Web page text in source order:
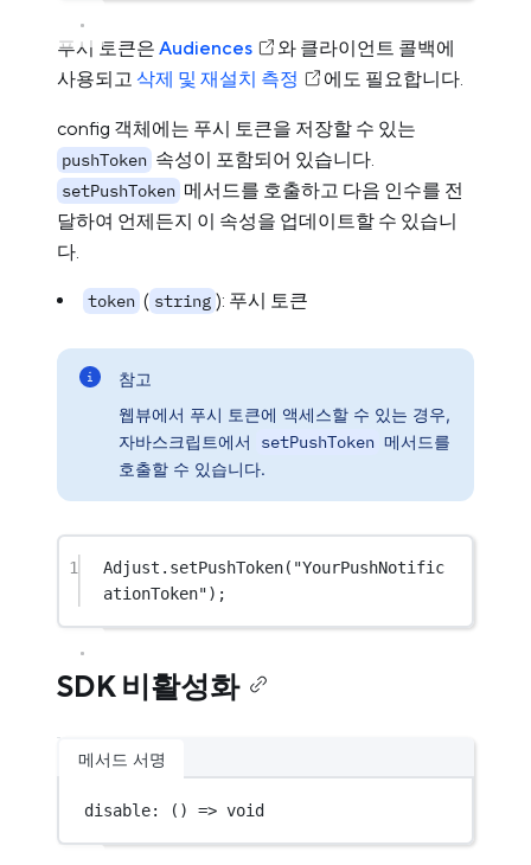
푸시 토큰은 Audiences
와 클라이언트 콜백에
사용되고 삭제 및 재설치 측정 에도 필요합니다.
config 객체에는 푸시 토큰을 저장할 수 있는
pushToken 속성이 포함되어 있습니다.
setPushToken 메서드를 호출하고 다음 인수를 전
달하여 언제든지 이 속성을 업데이트할 수 있습니
다.
token ( string ): 푸시 토큰
참고
웹뷰에서 푸시 토큰에 액세스할 수 있는 경우,
자바스크립트에서
setPushToken 메서드를
호출할 수 있습니다.
1 Adjust. setPushToken( "YourPushNotific
ationToken");
SDK 비활성화
메서드 서명
disable: () => void